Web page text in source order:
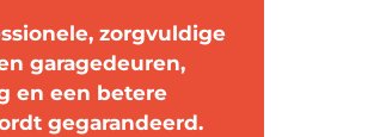
zorgvuldige
garagedeuren,
en een betere
gegarandeerd.